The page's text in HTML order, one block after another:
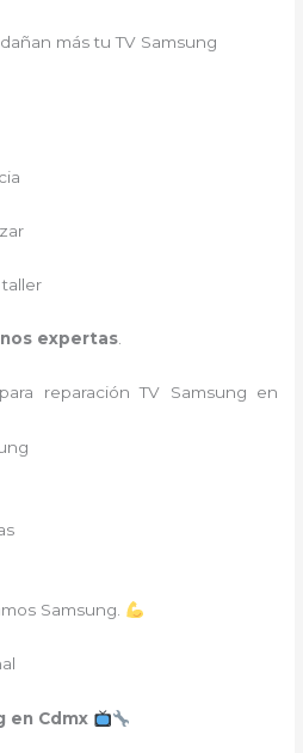
más tu TV Samsung
expertas.
reparación TV Samsung en
Samsung.
en Cdmx